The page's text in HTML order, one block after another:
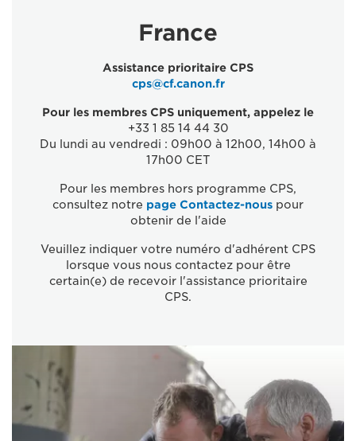
France
Assistance prioritaire CPS
cps@cf.canon.fr
Pour les membres CPS uniquement, appelez le
+33 1 85 14 44 30
Du lundi au vendredi : 09h00 à 12h00, 14h00 à
17h00 CET
Pour les membres hors programme CPS,
consultez notre page Contactez-nous pour
obtenir de l'aide
Veuillez indiquer votre numéro d'adhérent CPS
lorsque vous nous contactez pour être
certain(e) de recevoir l'assistance prioritaire
CPS.